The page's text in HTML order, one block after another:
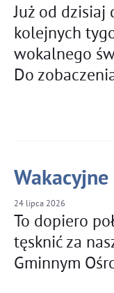
Już od dzisiaj
kolejnych
wokalnego
Do
24 lipca 2026
To dopiero
tęsknić za
Gminnym